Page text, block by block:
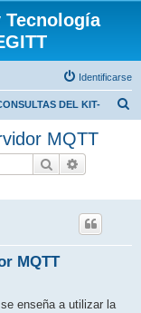
Identificarse
DEL KIT-
MQTT
Buscar
MQTT
enseña a utilizar la